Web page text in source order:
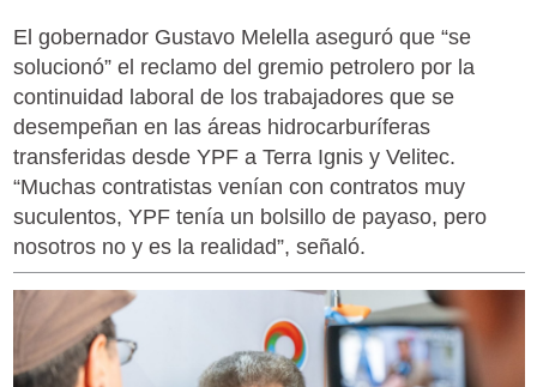
El gobernador Gustavo Melella aseguró que “se
solucionó” el reclamo del gremio petrolero por la
continuidad laboral de los trabajadores que se
desempeñan en las áreas hidrocarburíferas
transferidas desde YPF a Terra Ignis y Velitec.
“Muchas contratistas venían con contratos muy
suculentos, YPF tenía un bolsillo de payaso, pero
nosotros no y es la realidad”, señaló.